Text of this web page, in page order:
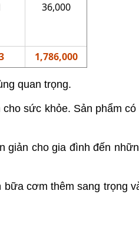
36,000
1,786,000
quan trọng.
sức khỏe. Sản phẩm có
giản cho gia đình đến
cơm thêm sang trọng